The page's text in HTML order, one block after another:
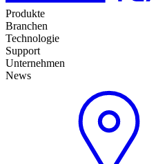
Produkte
Branchen
Technologie
Support
Unternehmen
News